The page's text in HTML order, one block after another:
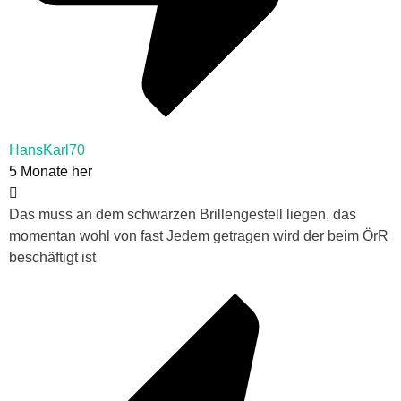
HansKarl70
5 Monate her
Das muss an dem schwarzen Brillengestell liegen, das
momentan wohl von fast Jedem getragen wird der beim ÖrR
beschäftigt ist